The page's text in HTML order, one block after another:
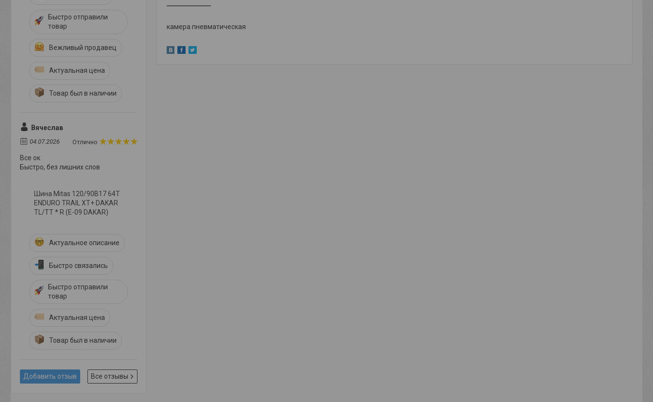
камера пневматическая
Быстро отправили
товар
Вежливый продавец
Актуальная цена
Товар был в наличии
Вячеслав
04.07.2026 Отлично
Все ок
Быстро, без лишних слов
Шина Mitas 120/90B17 64T
ENDURO TRAIL XT+ DAKAR
TL/TT * R (E-09 DAKAR)
Актуальное описание
Быстро связались
Быстро отправили
товар
Актуальная цена
Товар был в наличии
Добавить отзыв Все отзывы